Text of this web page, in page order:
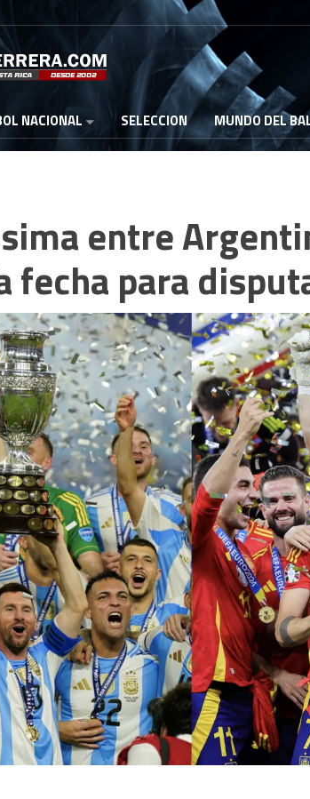
NACIONAL SELECCION MUNDO DEL
entre
fecha para